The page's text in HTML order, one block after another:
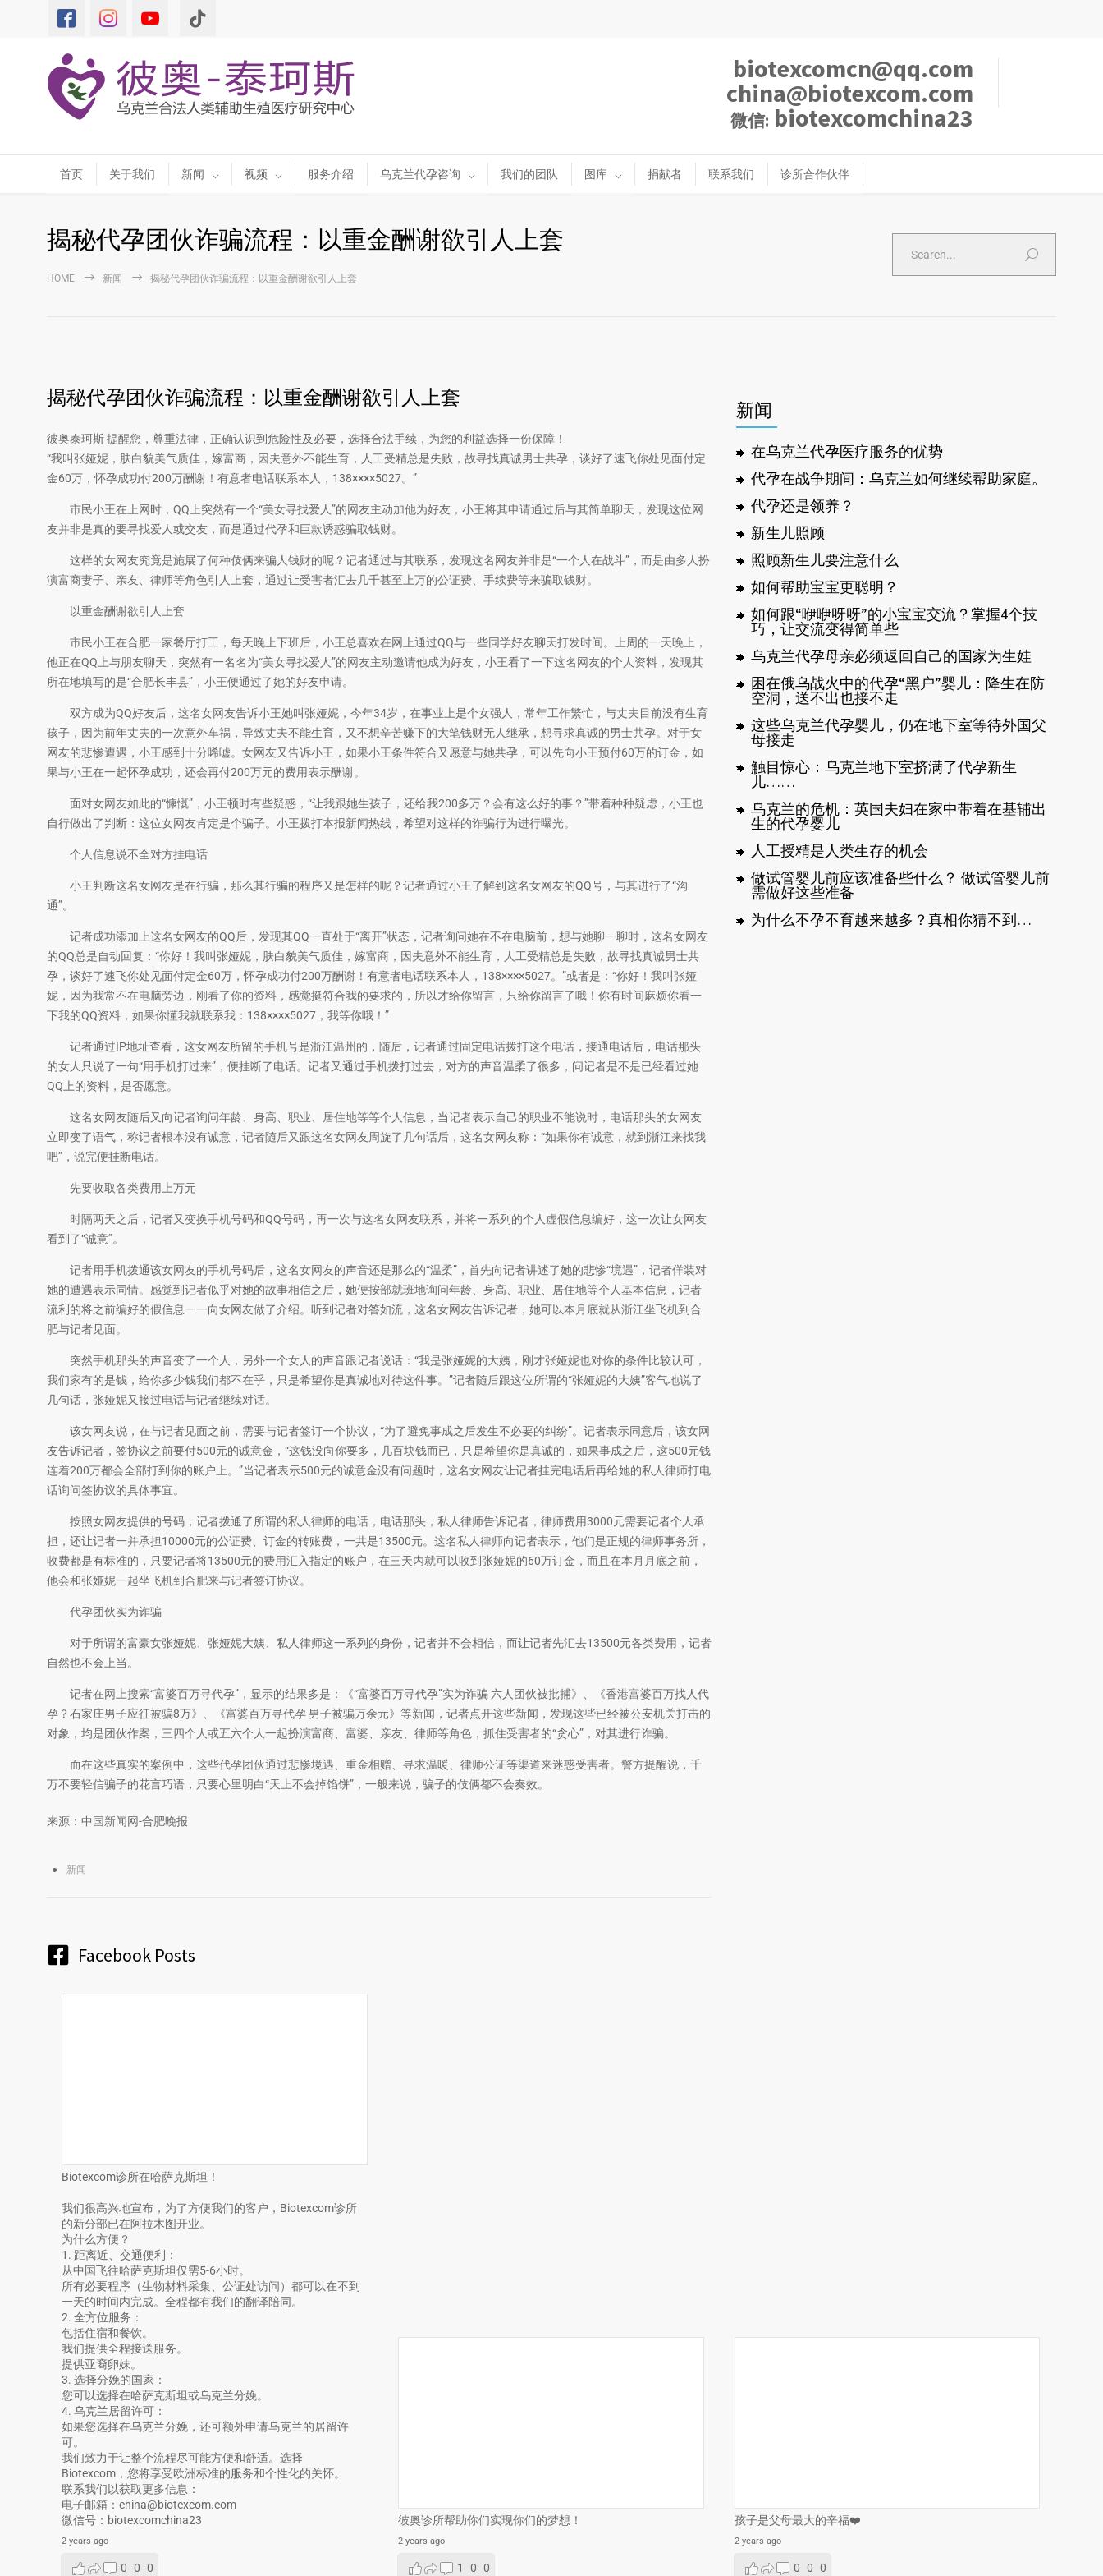
biotexcomcn@qq.com
china@biotexcom.com
微信: biotexcomchina23
首页 关于我们 新闻 视频 服务介绍 乌克兰代孕咨询 我们的团队 图库 捐献者 联系我们 诊所合作伙伴
揭秘代孕团伙诈骗流程：以重金酬谢欲引人上套
HOME 新闻 揭秘代孕团伙诈骗流程：以重金酬谢欲引人上套
揭秘代孕团伙诈骗流程：以重金酬谢欲引人上套
彼奥泰珂斯 提醒您，尊重法律，正确认识到危险性及必要，选择合法手续，为您的利益选择一份保障！
“我叫张娅妮，肤白貌美气质佳，嫁富商，因夫意外不能生育，人工受精总是失败，故寻找真诚男士共孕，谈好了速飞你处见面付定
金60万，怀孕成功付200万酬谢！有意者电话联系本人，138××××5027。”
市民小王在上网时，QQ上突然有一个“美女寻找爱人”的网友主动加他为好友，小王将其申请通过后与其简单聊天，发现这位网
友并非是真的要寻找爱人或交友，而是通过代孕和巨款诱惑骗取钱财。
这样的女网友究竟是施展了何种伎俩来骗人钱财的呢？记者通过与其联系，发现这名网友并非是“一个人在战斗”，而是由多人扮
演富商妻子、亲友、律师等角色引人上套，通过让受害者汇去几千甚至上万的公证费、手续费等来骗取钱财。
以重金酬谢欲引人上套
市民小王在合肥一家餐厅打工，每天晚上下班后，小王总喜欢在网上通过QQ与一些同学好友聊天打发时间。上周的一天晚上，
他正在QQ上与朋友聊天，突然有一名名为“美女寻找爱人”的网友主动邀请他成为好友，小王看了一下这名网友的个人资料，发现其
所在地填写的是“合肥长丰县”，小王便通过了她的好友申请。
双方成为QQ好友后，这名女网友告诉小王她叫张娅妮，今年34岁，在事业上是个女强人，常年工作繁忙，与丈夫目前没有生育
孩子，因为前年丈夫的一次意外车祸，导致丈夫不能生育，又不想辛苦赚下的大笔钱财无人继承，想寻求真诚的男士共孕。对于女
网友的悲惨遭遇，小王感到十分唏嘘。女网友又告诉小王，如果小王条件符合又愿意与她共孕，可以先向小王预付60万的订金，如
果与小王在一起怀孕成功，还会再付200万元的费用表示酬谢。
面对女网友如此的“慷慨”，小王顿时有些疑惑，“让我跟她生孩子，还给我200多万？会有这么好的事？”带着种种疑虑，小王也
自行做出了判断：这位女网友肯定是个骗子。小王拨打本报新闻热线，希望对这样的诈骗行为进行曝光。
个人信息说不全对方挂电话
小王判断这名女网友是在行骗，那么其行骗的程序又是怎样的呢？记者通过小王了解到这名女网友的QQ号，与其进行了“沟
通”。
记者成功添加上这名女网友的QQ后，发现其QQ一直处于“离开”状态，记者询问她在不在电脑前，想与她聊一聊时，这名女网友
的QQ总是自动回复：“你好！我叫张娅妮，肤白貌美气质佳，嫁富商，因夫意外不能生育，人工受精总是失败，故寻找真诚男士共
孕，谈好了速飞你处见面付定金60万，怀孕成功付200万酬谢！有意者电话联系本人，138××××5027。”或者是：“你好！我叫张娅
妮，因为我常不在电脑旁边，刚看了你的资料，感觉挺符合我的要求的，所以才给你留言，只给你留言了哦！你有时间麻烦你看一
下我的QQ资料，如果你懂我就联系我：138××××5027，我等你哦！”
记者通过IP地址查看，这女网友所留的手机号是浙江温州的，随后，记者通过固定电话拨打这个电话，接通电话后，电话那头
的女人只说了一句“用手机打过来”，便挂断了电话。记者又通过手机拨打过去，对方的声音温柔了很多，问记者是不是已经看过她
QQ上的资料，是否愿意。
这名女网友随后又向记者询问年龄、身高、职业、居住地等等个人信息，当记者表示自己的职业不能说时，电话那头的女网友
立即变了语气，称记者根本没有诚意，记者随后又跟这名女网友周旋了几句话后，这名女网友称：“如果你有诚意，就到浙江来找我
吧”，说完便挂断电话。
先要收取各类费用上万元
时隔两天之后，记者又变换手机号码和QQ号码，再一次与这名女网友联系，并将一系列的个人虚假信息编好，这一次让女网友
看到了“诚意”。
记者用手机拨通该女网友的手机号码后，这名女网友的声音还是那么的“温柔”，首先向记者讲述了她的悲惨“境遇”，记者佯装对
她的遭遇表示同情。感觉到记者似乎对她的故事相信之后，她便按部就班地询问年龄、身高、职业、居住地等个人基本信息，记者
流利的将之前编好的假信息一一向女网友做了介绍。听到记者对答如流，这名女网友告诉记者，她可以本月底就从浙江坐飞机到合
肥与记者见面。
突然手机那头的声音变了一个人，另外一个女人的声音跟记者说话：“我是张娅妮的大姨，刚才张娅妮也对你的条件比较认可，
我们家有的是钱，给你多少钱我们都不在乎，只是希望你是真诚地对待这件事。”记者随后跟这位所谓的“张娅妮的大姨”客气地说了
几句话，张娅妮又接过电话与记者继续对话。
该女网友说，在与记者见面之前，需要与记者签订一个协议，“为了避免事成之后发生不必要的纠纷”。记者表示同意后，该女网
友告诉记者，签协议之前要付500元的诚意金，“这钱没向你要多，几百块钱而已，只是希望你是真诚的，如果事成之后，这500元钱
连着200万都会全部打到你的账户上。”当记者表示500元的诚意金没有问题时，这名女网友让记者挂完电话后再给她的私人律师打电
话询问签协议的具体事宜。
按照女网友提供的号码，记者拨通了所谓的私人律师的电话，电话那头，私人律师告诉记者，律师费用3000元需要记者个人承
担，还让记者一并承担10000元的公证费、订金的转账费，一共是13500元。这名私人律师向记者表示，他们是正规的律师事务所，
收费都是有标准的，只要记者将13500元的费用汇入指定的账户，在三天内就可以收到张娅妮的60万订金，而且在本月月底之前，
他会和张娅妮一起坐飞机到合肥来与记者签订协议。
代孕团伙实为诈骗
对于所谓的富豪女张娅妮、张娅妮大姨、私人律师这一系列的身份，记者并不会相信，而让记者先汇去13500元各类费用，记者
自然也不会上当。
记者在网上搜索“富婆百万寻代孕”，显示的结果多是：《“富婆百万寻代孕”实为诈骗 六人团伙被批捕》、《香港富婆百万找人代
孕？石家庄男子应征被骗8万》、《富婆百万寻代孕 男子被骗万余元》等新闻，记者点开这些新闻，发现这些已经被公安机关打击的
对象，均是团伙作案，三四个人或五六个人一起扮演富商、富婆、亲友、律师等角色，抓住受害者的“贪心”，对其进行诈骗。
而在这些真实的案例中，这些代孕团伙通过悲惨境遇、重金相赠、寻求温暖、律师公证等渠道来迷惑受害者。警方提醒说，千
万不要轻信骗子的花言巧语，只要心里明白“天上不会掉馅饼”，一般来说，骗子的伎俩都不会奏效。
来源：中国新闻网-合肥晚报
新闻
新闻
在乌克兰代孕医疗服务的优势
代孕在战争期间：乌克兰如何继续帮助家庭。
代孕还是领养？
新生儿照顾
照顾新生儿要注意什么
如何帮助宝宝更聪明？
如何跟“咿咿呀呀”的小宝宝交流？掌握4个技
巧，让交流变得简单些
乌克兰代孕母亲必须返回自己的国家为生娃
困在俄乌战火中的代孕“黑户”婴儿：降生在防
空洞，送不出也接不走
这些乌克兰代孕婴儿，仍在地下室等待外国父
母接走
触目惊心：乌克兰地下室挤满了代孕新生
儿……
乌克兰的危机：英国夫妇在家中带着在基辅出
生的代孕婴儿
人工授精是人类生存的机会
做试管婴儿前应该准备些什么？ 做试管婴儿前
需做好这些准备
为什么不孕不育越来越多？真相你猜不到…
Facebook Posts
Biotexcom诊所在哈萨克斯坦！
我们很高兴地宣布，为了方便我们的客户，Biotexcom诊所
的新分部已在阿拉木图开业。
为什么方便？
1. 距离近、交通便利：
从中国飞往哈萨克斯坦仅需5-6小时。
所有必要程序（生物材料采集、公证处访问）都可以在不到
一天的时间内完成。全程都有我们的翻译陪同。
2. 全方位服务：
包括住宿和餐饮。
我们提供全程接送服务。
提供亚裔卵妹。
3. 选择分娩的国家：
您可以选择在哈萨克斯坦或乌克兰分娩。
4. 乌克兰居留许可：
如果您选择在乌克兰分娩，还可额外申请乌克兰的居留许
可。
我们致力于让整个流程尽可能方便和舒适。选择
Biotexcom，您将享受欧洲标准的服务和个性化的关怀。
联系我们以获取更多信息：
电子邮箱：china@biotexcom.com
微信号：biotexcomchina23
2 years ago
0 0 0
彼奥诊所帮助你们实现你们的梦想！
2 years ago
1 0 0
孩子是父母最大的辛福❤️
2 years ago
0 0 0